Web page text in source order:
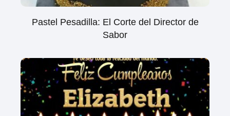
Pastel Pesadilla: El Corte del Director de
Sabor